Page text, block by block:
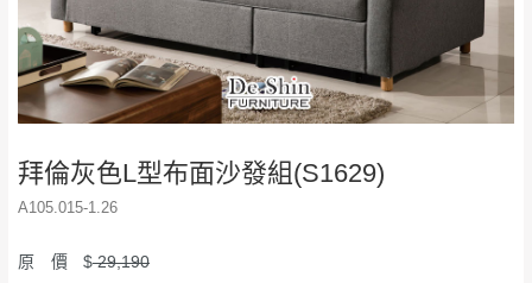
拜倫灰色L型布面沙發組(S1629)
A105.015-1.26
原 價 $29,190